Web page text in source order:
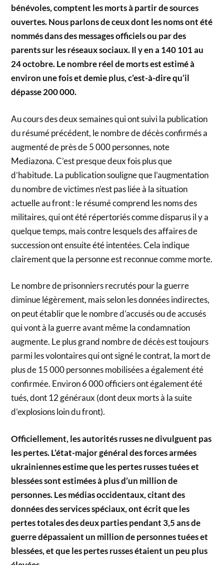
bénévoles, comptent les morts à partir de sources
ouvertes. Nous parlons de ceux dont les noms ont été
nommés dans des messages officiels ou par des
parents sur les réseaux sociaux. Il y en a 140 101 au
24 octobre. Le nombre réel de morts est estimé à
environ une fois et demie plus, c’est-à-dire qu’il
dépasse 200 000.
Au cours des deux semaines qui ont suivi la publication
du résumé précédent, le nombre de décès confirmés a
augmenté de près de 5 000 personnes, note
Mediazona. C’est presque deux fois plus que
d’habitude. La publication souligne que l’augmentation
du nombre de victimes n’est pas liée à la situation
actuelle au front : le résumé comprend les noms des
militaires, qui ont été répertoriés comme disparus il y a
quelque temps, mais contre lesquels des affaires de
succession ont ensuite été intentées. Cela indique
clairement que la personne est reconnue comme morte.
Le nombre de prisonniers recrutés pour la guerre
diminue légèrement, mais selon les données indirectes,
on peut établir que le nombre d’accusés ou de accusés
qui vont à la guerre avant même la condamnation
augmente. Le plus grand nombre de décès est toujours
parmi les volontaires qui ont signé le contrat, la mort de
plus de 15 000 personnes mobilisées a également été
confirmée. Environ 6 000 officiers ont également été
tués, dont 12 généraux (dont deux morts à la suite
d’explosions loin du front).
Officiellement, les autorités russes ne divulguent pas
les pertes. L’état-major général des forces armées
ukrainiennes estime que les pertes russes tuées et
blessées sont estimées à plus d’un million de
personnes. Les médias occidentaux, citant des
données des services spéciaux, ont écrit que les
pertes totales des deux parties pendant 3,5 ans de
guerre dépassaient un million de personnes tuées et
blessées, et que les pertes russes étaient un peu plus